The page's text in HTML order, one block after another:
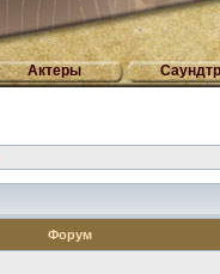
Актеры
Форум